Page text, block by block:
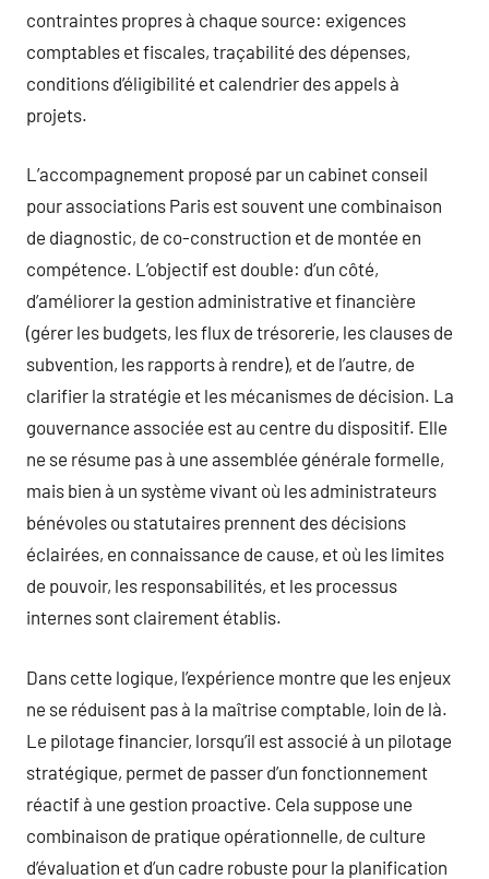
contraintes propres à chaque source: exigences
comptables et fiscales, traçabilité des dépenses,
conditions d’éligibilité et calendrier des appels à
projets.
L’accompagnement proposé par un cabinet conseil
pour associations Paris est souvent une combinaison
de diagnostic, de co-construction et de montée en
compétence. L’objectif est double: d’un côté,
d’améliorer la gestion administrative et financière
(gérer les budgets, les flux de trésorerie, les clauses de
subvention, les rapports à rendre), et de l’autre, de
clarifier la stratégie et les mécanismes de décision. La
gouvernance associée est au centre du dispositif. Elle
ne se résume pas à une assemblée générale formelle,
mais bien à un système vivant où les administrateurs
bénévoles ou statutaires prennent des décisions
éclairées, en connaissance de cause, et où les limites
de pouvoir, les responsabilités, et les processus
internes sont clairement établis.
Dans cette logique, l’expérience montre que les enjeux
ne se réduisent pas à la maîtrise comptable, loin de là.
Le pilotage financier, lorsqu’il est associé à un pilotage
stratégique, permet de passer d’un fonctionnement
réactif à une gestion proactive. Cela suppose une
combinaison de pratique opérationnelle, de culture
d’évaluation et d’un cadre robuste pour la planification